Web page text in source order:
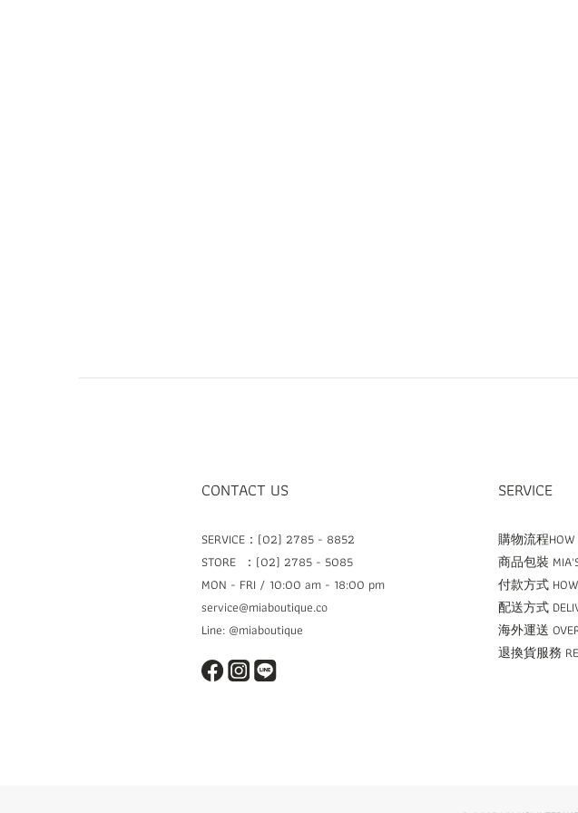
CONTACT US
SERVICE：(02) 2785 - 8852
STORE ：(02) 2785 - 5085
MON - FRI / 10:00 am - 18:00 pm
service@miaboutique.co
Line: @miaboutique
SERVICE
購物流程HOW
商品包裝
付款方式
配送方式
海外運送
退換貨服務